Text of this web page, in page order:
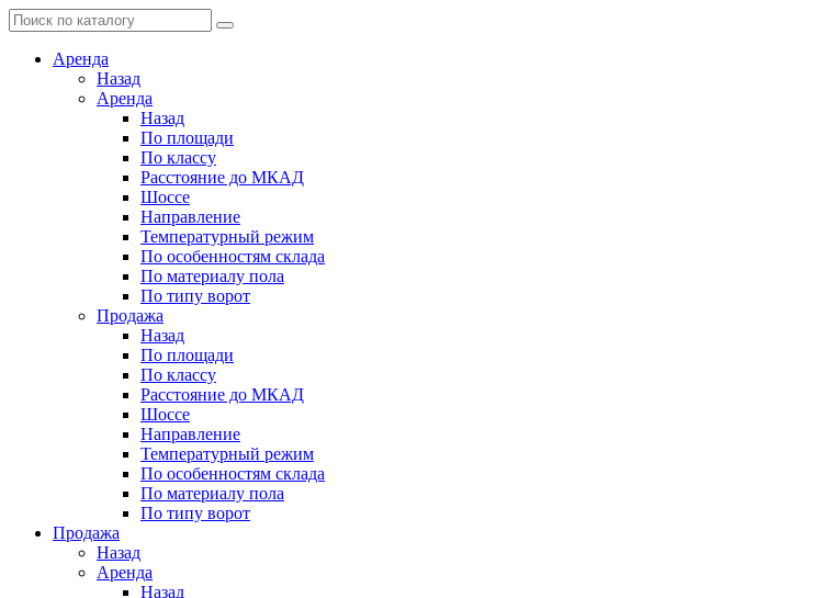
Аренда
Назад
Аренда
Назад
По площади
По классу
Расстояние до МКАД
Шоссе
Направление
Температурный режим
По особенностям склада
По материалу пола
По типу ворот
Продажа
Назад
По площади
По классу
Расстояние до МКАД
Шоссе
Направление
Температурный режим
По особенностям склада
По материалу пола
По типу ворот
Продажа
Назад
Аренда
Назад